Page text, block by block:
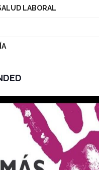
LABORAL